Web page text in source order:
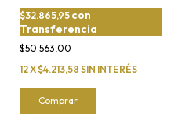
$50.563,00
$32.865,95 con
Transferencia
12X$4.213,58 SIN INTERÉS
Comprar